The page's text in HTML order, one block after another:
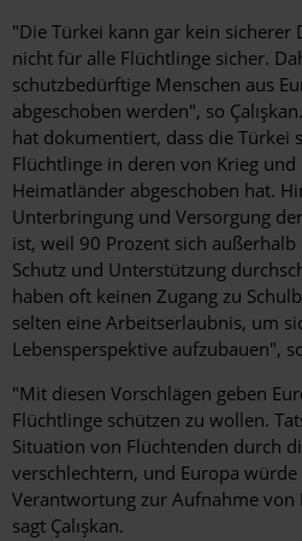
"Die Türkei kann gar kein sicherer
nicht für alle Flüchtlinge sicher.
schutzbedürftige Menschen aus
abgeschoben werden", so
hat dokumentiert, dass die Türkei
Flüchtlinge in deren von Krieg
Heimatländer abgeschoben hat.
Unterbringung und Versorgung
ist, weil 90 Prozent sich
Schutz und Unterstützung
haben oft keinen Zugang zu
selten eine Arbeitserlaubnis, um
Lebensperspektive aufzubauen",
"Mit diesen Vorschlägen geben
Flüchtlinge schützen zu wollen.
Situation von Flüchtenden durch
verschlechtern, und Europa
Verantwortung zur Aufnahme von
sagt Çalışkan.